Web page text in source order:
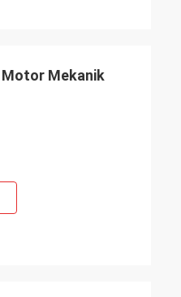
Motor Mekanik